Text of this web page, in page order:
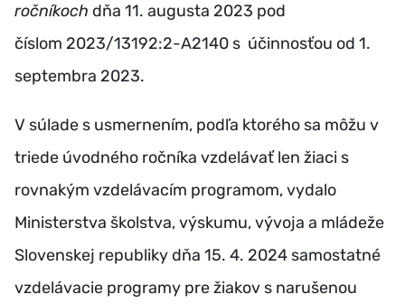
ročníkoch dňa 11. augusta 2023 pod
číslom 2023/13192:2-A2140 s účinnosťou od 1.
septembra 2023.
V súlade s usmernením, podľa ktorého sa môžu v
triede úvodného ročníka vzdelávať len žiaci s
rovnakým vzdelávacím programom, vydalo
Ministerstva školstva, výskumu, vývoja a mládeže
Slovenskej republiky dňa 15. 4. 2024 samostatné
vzdelávacie programy pre žiakov s narušenou